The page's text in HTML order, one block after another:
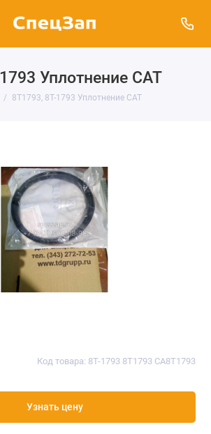
Уплотнение CAT
8T1793, 8T-1793 Уплотнение CAT
Код товара: 8T-1793 8T1793 CA8T1793
Узнать цену